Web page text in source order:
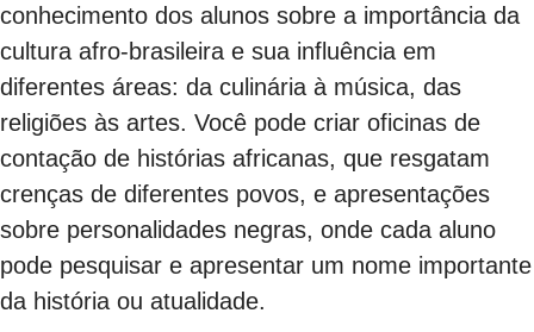
conhecimento dos alunos sobre a importância da
cultura afro-brasileira e sua influência em
diferentes áreas: da culinária à música, das
religiões às artes. Você pode criar oficinas de
contação de histórias africanas, que resgatam
crenças de diferentes povos, e apresentações
sobre personalidades negras, onde cada aluno
pode pesquisar e apresentar um nome importante
da história ou atualidade.